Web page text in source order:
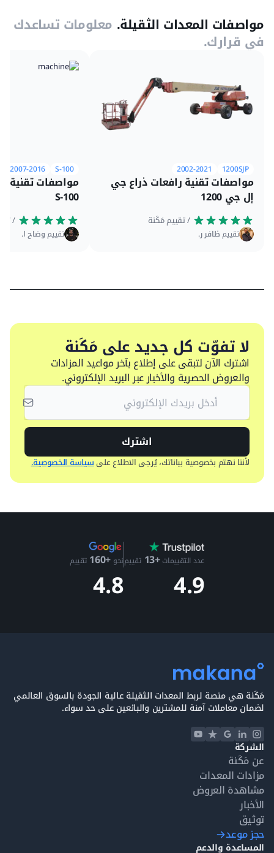
مواصفات المعدات الثقيلة. معلومات تساعدك
في قرارك.
1200SJP
2002-2021
مواصفات تقنية رافعات ذراع جي
إل جي 1200
تقييمظافر ر.
S-100
2007-2016
مواصفات تقنية
S-100
تقييموضاح ا.
لا تفوّت كل جديد على مَكَنة
اشترك الآن لتبقى على إطلاع بآخر مواعيد المزادات
والعروض الحصرية والأخبار عبر البريد الإلكتروني.
اشترك
لأننا نهتم بخصوصية بياناتك، يُرجى الاطلاع علىسياسة الخصوصية.
عدد التقييمات+13 تقييم
4.9
نحو +160 تقييم
4.8
مَكَنة هي منصة لربط المعدات الثقيلة عالية الجودة بالسوق العالمي
لضمان معاملات آمنة للمشترين والبائعين على حد سواء.
الشركة
عن مَكَنة
مزادات المعدات
مشاهدة العروض
الأخبار
توثيق
حجز موعد
المساعدة والدعم